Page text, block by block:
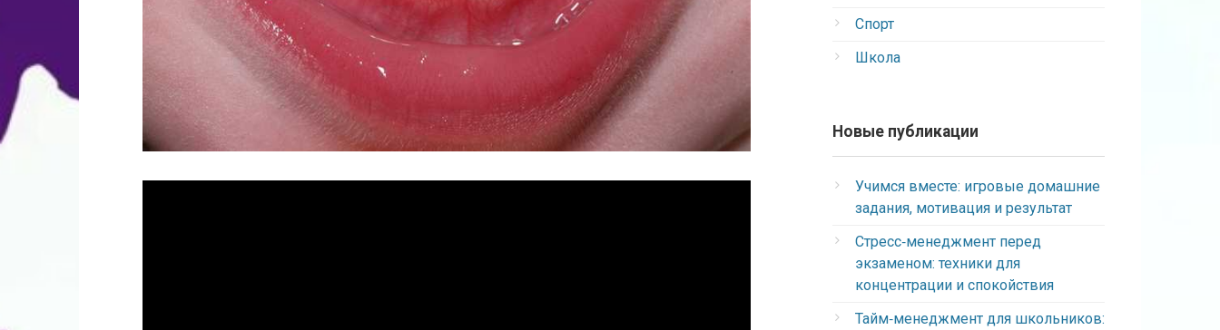
Спорт
Школа
Новые публикации
Учимся вместе: игровые домашние
задания, мотивация и результат
Стресс‑менеджмент перед
экзаменом: техники для
концентрации и спокойствия
Тайм‑менеджмент для школьников: